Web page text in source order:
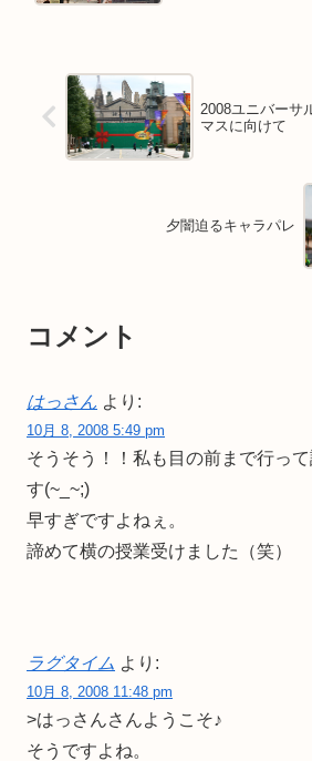
2008ユニバーサ
マスに向けて
夕闇迫るキャラパレ
コメント
はっさん より:
10月 8, 2008 5:49 pm
そうそう！！私も目の前まで行っ
す(~_~;)
早すぎですよねぇ。
諦めて横の授業受けました（笑）
ラグタイム より:
10月 8, 2008 11:48 pm
>はっさんさんようこそ♪
そうですよね。